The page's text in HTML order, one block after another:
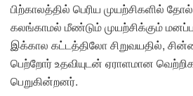
பிற்காலத்தில் பெரிய முயற்சிகளில்
கலங்காமல் மீண்டும் முயற்சிக்கும்
இக்கால கட்டத்திலோ சிறுவயதில்,
பெற்றோர் உதவியுடன் ஏராளமான
பெறுகின்றனர்.